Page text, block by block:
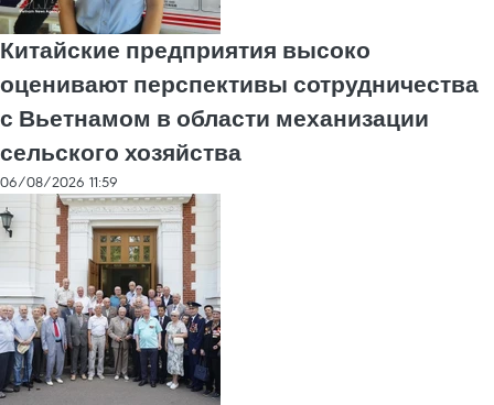
Китайские предприятия высоко
оценивают перспективы сотрудничества
с Вьетнамом в области механизации
сельского хозяйства
06/08/2026 11:59